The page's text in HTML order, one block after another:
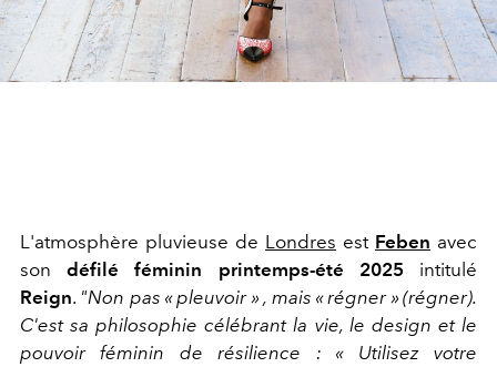
L'atmosphère pluvieuse de Londres est Feben avec
sondéfilé féminin printemps-été 2025 intitulé
Reign. "Non pas « pleuvoir » , mais « régner » (régner).
C'est sa philosophie célébrant la vie, le design et le
pouvoir féminin de résilience : « Utilisez votre